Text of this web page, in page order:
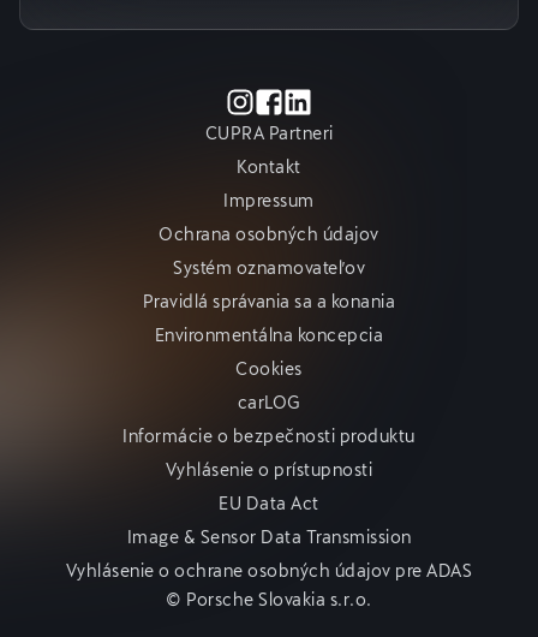
CUPRA Partneri
Kontakt
Impressum
Ochrana osobných údajov
Systém oznamovateľov
Pravidlá správania sa a konania
Environmentálna koncepcia
Cookies
carLOG
Informácie o bezpečnosti produktu
Vyhlásenie o prístupnosti
EU Data Act
Image & Sensor Data Transmission
Vyhlásenie o ochrane osobných údajov pre ADAS
© Porsche Slovakia s.r.o.